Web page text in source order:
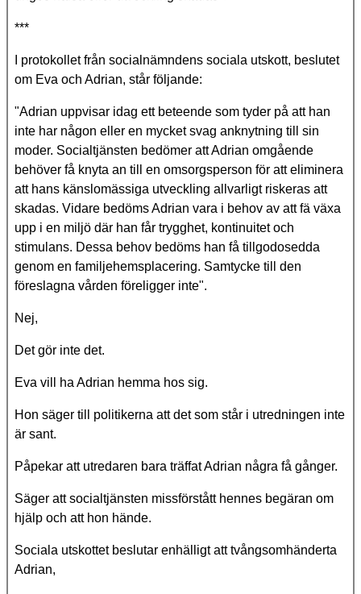
***
I protokollet från socialnämndens sociala utskott, beslutet
om Eva och Adrian, står följande:
"Adrian uppvisar idag ett beteende som tyder på att han
inte har någon eller en mycket svag anknytning till sin
moder. Socialtjänsten bedömer att Adrian omgående
behöver få knyta an till en omsorgsperson för att eliminera
att hans känslomässiga utveckling allvarligt riskeras att
skadas. Vidare bedöms Adrian vara i behov av att fä växa
upp i en miljö där han får trygghet, kontinuitet och
stimulans. Dessa behov bedöms han få tillgodosedda
genom en familjehemsplacering. Samtycke till den
föreslagna vården föreligger inte".
Nej,
Det gör inte det.
Eva vill ha Adrian hemma hos sig.
Hon säger till politikerna att det som står i utredningen inte
är sant.
Påpekar att utredaren bara träffat Adrian några få gånger.
Säger att socialtjänsten missförstått hennes begäran om
hjälp och att hon hände.
Sociala utskottet beslutar enhälligt att tvångsomhänderta
Adrian,